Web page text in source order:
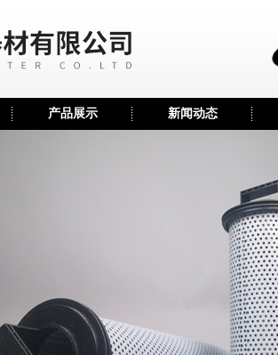
产品展示 新闻动态